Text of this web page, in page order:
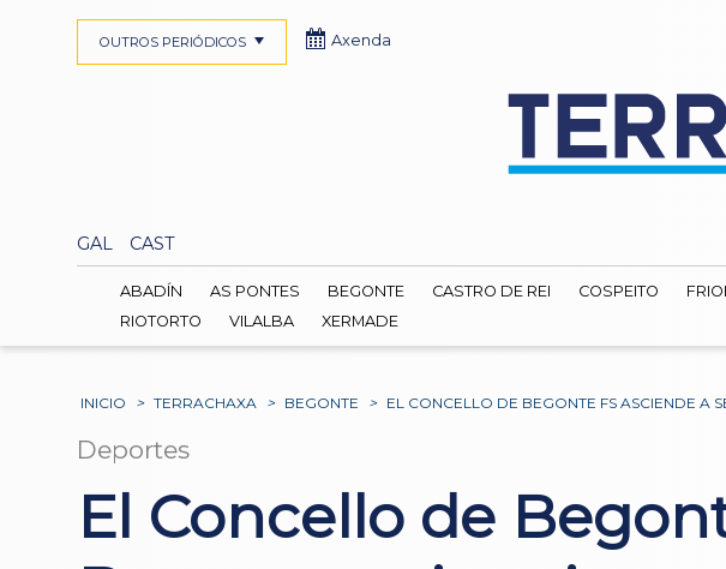
GAL CAST
OUTROS PERIÓDICOS Axenda
ABADÍN AS PONTES BEGONTE CASTRO DE REI COSPEITO
RIOTORTO
VILALBA XERMADE
INICIO > TERRACHAXA > BEGONTE > EL CONCELLO DE BEGONTE FS ASCIENDE A
Deportes
El Concello de